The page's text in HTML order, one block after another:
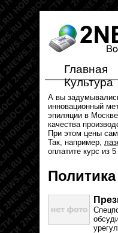
Главная
Культура
А вы
инновационный
эпиляции в
качества
При этом цены
Так, например,
оплатите курс из
Политика